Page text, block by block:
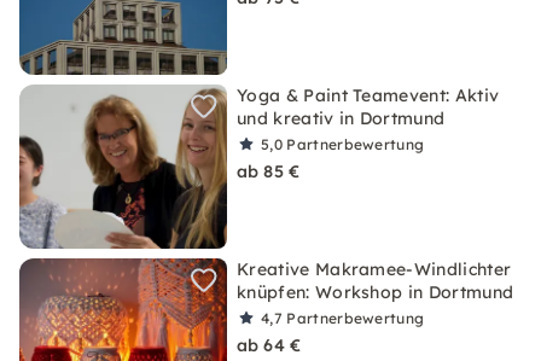
Yoga & Paint Teamevent: Aktiv
und kreativ in Dortmund
5,0 Partnerbewertung
ab 85 €
Kreative Makramee-Windlichter
knüpfen: Workshop in Dortmund
4,7 Partnerbewertung
ab 64 €